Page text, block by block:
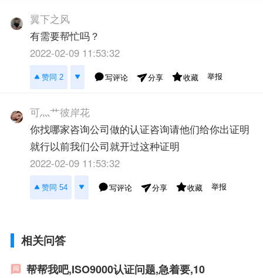
翼下之风
有需要帮忙吗？
2022-02-09 11:53:32
赞同 2 写评论 分享 收藏 举报
可灬艹彼岸花
你找哪家咨询公司做的认证咨询请他们给你出证明
就行以前我们公司就开过这种证明
2022-02-09 11:53:32
赞同 54 写评论 分享 收藏 举报
相关问答
帮帮我吧,ISO9000认证问题,急着要,10